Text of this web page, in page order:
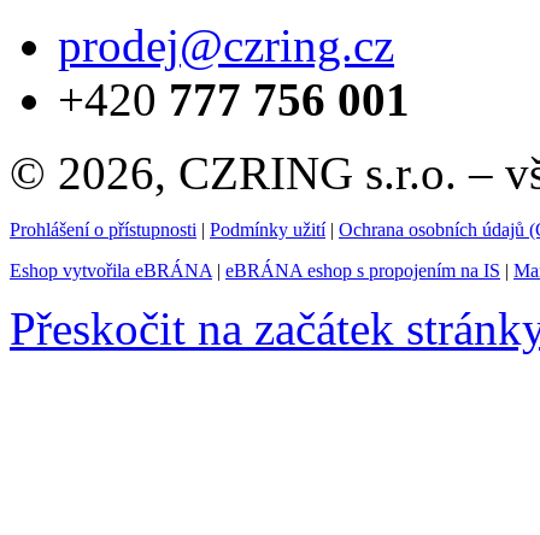
prodej@czring.cz
+420 777 756 001
© 2026, CZRING s.r.o. –
Prohlášení o přístupnosti | Podmínky užití| Ochrana osobních údajů
Eshop vytvořila eBRÁNA | eBRÁNA eshop s propojením na IS |
Přeskočit na začátek